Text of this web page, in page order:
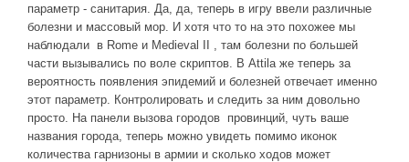
параметр - санитария. Да, да, теперь в игру ввели различные
болезни и массовый мор. И хотя что то на это похожее мы
наблюдали в Rome и Medieval II , там болезни по большей
части вызывались по воле скриптов. В Attila же теперь за
вероятность появления эпидемий и болезней отвечает именно
этот параметр. Контролировать и следить за ним довольно
просто. На панели вызова городов провинций, чуть ваше
названия города, теперь можно увидеть помимо иконок
количества гарнизоны в армии и сколько ходов может